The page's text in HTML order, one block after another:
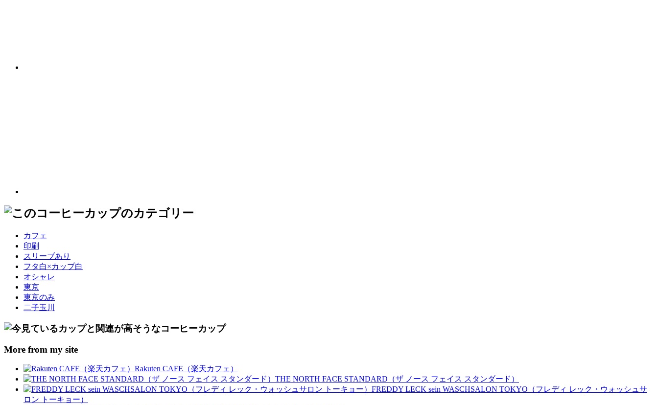
カフェ
印刷
スリーブあり
フタ白×カップ白
オシャレ
東京
東京のみ
二子玉川
More from my site
Rakuten CAFE（楽天カフェ）
THE NORTH FACE STANDARD（ザ ノース フェイス スタンダード）
FREDDY LECK sein WASCHSALON TOKYO（フレディ レック・ウォッシュサ
ロン トーキョー）